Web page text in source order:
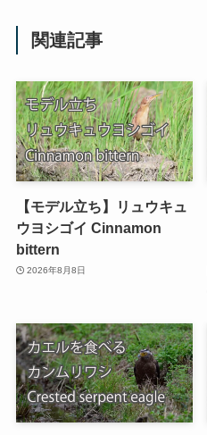
関連記事
【モデル立ち】リュウキュ
ウヨシゴイ Cinnamon
bittern
2026年8月8日